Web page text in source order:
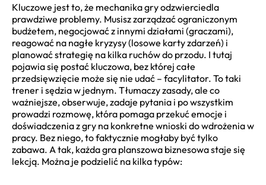
Kluczowe jest to, że mechanika gry odzwierciedla
prawdziwe problemy. Musisz zarządzać ograniczonym
budżetem, negocjować z innymi działami (graczami),
reagować na nagłe kryzysy (losowe karty zdarzeń) i
planować strategię na kilka ruchów do przodu. I tutaj
pojawia się postać kluczowa, bez której całe
przedsięwzięcie może się nie udać – facylitator. To taki
trener i sędzia w jednym. Tłumaczy zasady, ale co
ważniejsze, obserwuje, zadaje pytania i po wszystkim
prowadzi rozmowę, która pomaga przekuć emocje i
doświadczenia z gry na konkretne wnioski do wdrożenia w
pracy. Bez niego, to faktycznie mogłaby być tylko
zabawa. A tak, każda gra planszowa biznesowa staje się
lekcją. Można je podzielić na kilka typów: